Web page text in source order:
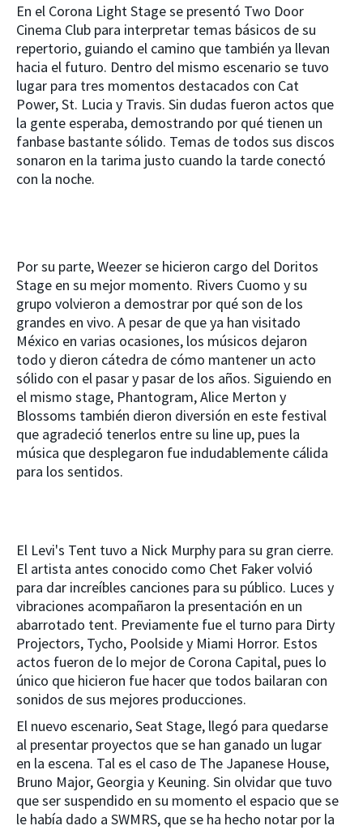
En el Corona Light Stage se presentó Two Door
Cinema Club para interpretar temas básicos de su
repertorio, guiando el camino que también ya llevan
hacia el futuro. Dentro del mismo escenario se tuvo
lugar para tres momentos destacados con Cat
Power, St. Lucia y Travis. Sin dudas fueron actos que
la gente esperaba, demostrando por qué tienen un
fanbase bastante sólido. Temas de todos sus discos
sonaron en la tarima justo cuando la tarde conectó
con la noche.
Por su parte, Weezer se hicieron cargo del Doritos
Stage en su mejor momento. Rivers Cuomo y su
grupo volvieron a demostrar por qué son de los
grandes en vivo. A pesar de que ya han visitado
México en varias ocasiones, los músicos dejaron
todo y dieron cátedra de cómo mantener un acto
sólido con el pasar y pasar de los años. Siguiendo en
el mismo stage, Phantogram, Alice Merton y
Blossoms también dieron diversión en este festival
que agradeció tenerlos entre su line up, pues la
música que desplegaron fue indudablemente cálida
para los sentidos.
El Levi's Tent tuvo a Nick Murphy para su gran cierre.
El artista antes conocido como Chet Faker volvió
para dar increíbles canciones para su público. Luces y
vibraciones acompañaron la presentación en un
abarrotado tent. Previamente fue el turno para Dirty
Projectors, Tycho, Poolside y Miami Horror. Estos
actos fueron de lo mejor de Corona Capital, pues lo
único que hicieron fue hacer que todos bailaran con
sonidos de sus mejores producciones.
El nuevo escenario, Seat Stage, llegó para quedarse
al presentar proyectos que se han ganado un lugar
en la escena. Tal es el caso de The Japanese House,
Bruno Major, Georgia y Keuning. Sin olvidar que tuvo
que ser suspendido en su momento el espacio que se
le había dado a SWMRS, que se ha hecho notar por la